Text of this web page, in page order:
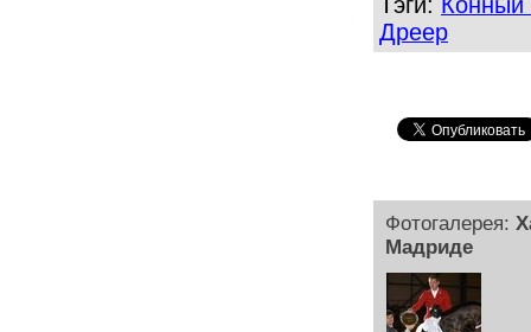
Дреер
Фотогалерея:
Мадриде